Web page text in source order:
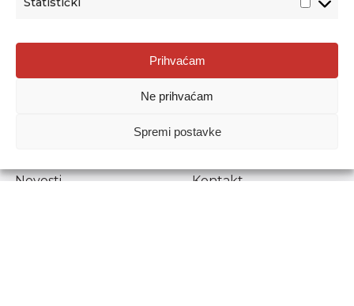
Prihvaćam
Ne prihvaćam
Spremi postavke
Agencija za odgoj i obrazovanje
Donje Svetice 38, 10000 Zagreb
1778129
Prenošenje sadržaja dopušteno je uz navođenje izvora.
Novosti
Kontakt